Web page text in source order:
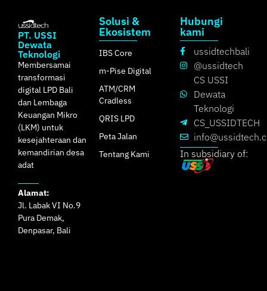
PT. USSI
Dewata
Teknologi
Membersamai
transformasi
digital LPD Bali
dan Lembaga
Keuangan Mikro
(LKM) untuk
kesejahteraan dan
kemandirian desa
adat
Alamat:
Jl. Labak VI No.9
Pura Demak,
Denpasar, Bali
Solusi &
Ekosistem
IBS Core
m-Pise Digital
ATM/CRM
Cradless
QRIS LPD
Peta Jalan
Tentang Kami
Hubungi
kami
ussidtechbali
@ussidtech
CS USSI
Dewata
Teknologi
CS_USSIDTECH
In subsidiary of: